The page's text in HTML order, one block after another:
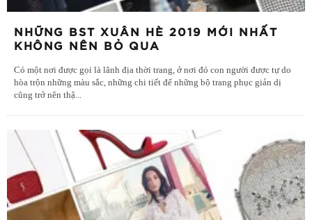
NHỮNG BST XUÂN HÈ 2019 MỚI NHẤT
KHÔNG NÊN BỎ QUA
Có một nơi được gọi là lãnh địa thời trang, ở nơi đó con người được tự do
hòa trộn những màu sắc, những chi tiết để những bộ trang phục giản dị
cũng trở nên thậ